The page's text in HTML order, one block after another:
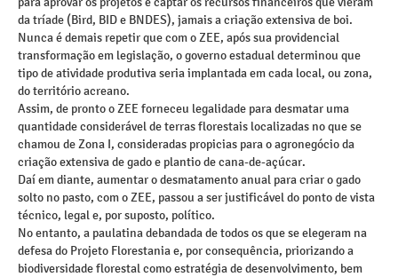
da tríade (Bird, BID e BNDES), jamais a criação extensiva de boi.
Nunca é demais repetir que com o ZEE, após sua providencial
transformação em legislação, o governo estadual determinou que
tipo de atividade produtiva seria implantada em cada local, ou zona,
do território acreano.
Assim, de pronto o ZEE forneceu legalidade para desmatar uma
quantidade considerável de terras florestais localizadas no que se
chamou de Zona I, consideradas propicias para o agronegócio da
criação extensiva de gado e plantio de cana-de-açúcar.
Daí em diante, aumentar o desmatamento anual para criar o gado
solto no pasto, com o ZEE, passou a ser justificável do ponto de vista
técnico, legal e, por suposto, político.
No entanto, a paulatina debandada de todos os que se elegeram na
defesa do Projeto Florestania e, por consequência, priorizando a
biodiversidade florestal como estratégia de desenvolvimento, bem